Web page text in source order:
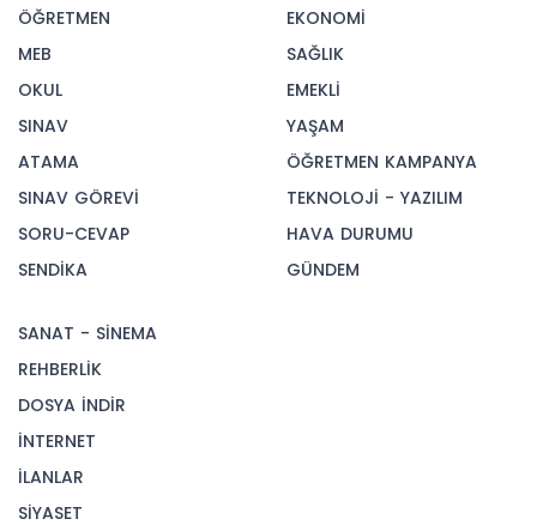
ÖĞRETMEN
MEB
OKUL
SINAV
ATAMA
SINAV GÖREVİ
SORU-CEVAP
SENDİKA
EKONOMİ
SAĞLIK
EMEKLİ
YAŞAM
ÖĞRETMEN KAMPANYA
TEKNOLOJİ - YAZILIM
HAVA DURUMU
GÜNDEM
SANAT - SİNEMA
REHBERLİK
DOSYA İNDİR
İNTERNET
İLANLAR
SİYASET